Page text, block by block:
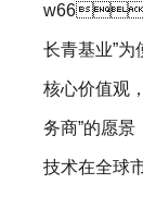
w66
长青基业”为
核心价值观
务商”的愿
技术在全球